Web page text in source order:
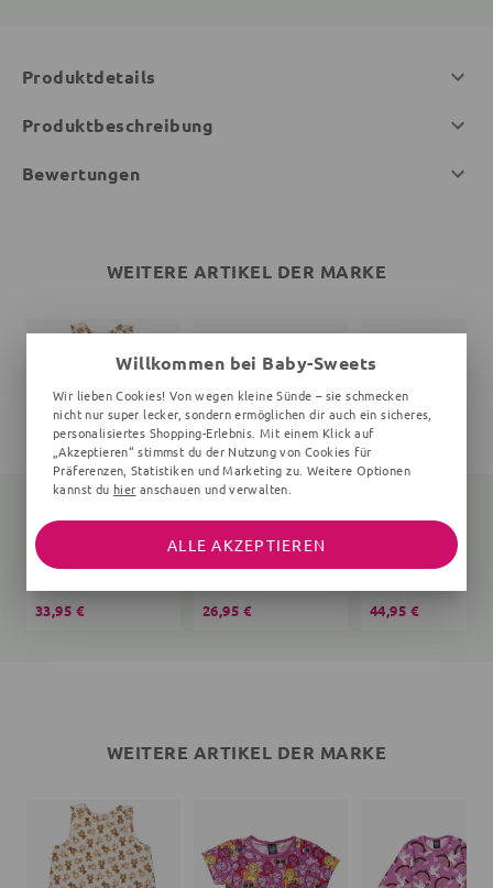
Produktdetails
Produktbeschreibung
Bewertungen
WEITERE ARTIKEL DER MARKE
Schlafsack Bär Teddy
33,95 € 26,95 € 44,95 €
WEITERE ARTIKEL DER MARKE
Willkommen bei Baby-Sweets
Wir lieben Cookies! Von wegen kleine Sünde – sie schmecken
nicht nur super lecker, sondern ermöglichen dir auch ein sicheres,
personalisiertes Shopping-Erlebnis. Mit einem Klick auf
„Akzeptieren“ stimmst du der Nutzung von Cookies für
Präferenzen, Statistiken und Marketing zu. Weitere Optionen
kannst du hier anschauen und verwalten.
ALLE AKZEPTIEREN